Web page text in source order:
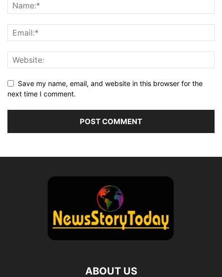
Save my name, email, and website in this browser for the
next time I comment.
ABOUT US